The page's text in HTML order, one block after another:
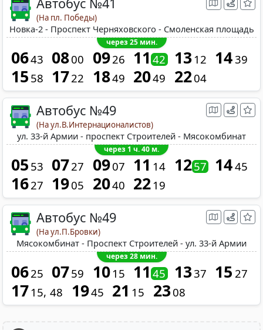
Автобус №41
(На пл. Победы)
Новка-2 - Проспект Черняховского - Смоленская площадь
через 25 мин.
0643 0800 0926 1142 13 12 1439
15 58 1722 1849 2049 2204
Автобус №49
(На ул.В.Интернационалистов)
ул. 33-й Армии - проспект Строителей - Мясокомбинат
через 1 ч. 40 м.
05 53 0727 0907 11 14 1257 1445
1627 1905 2040 22 19
Автобус №49
(На ул.П.Бровки)
Мясокомбинат - Проспект Строителей - ул. 33-й Армии
через 28 мин.
0625 0759 10 15 1145 1337 15 27
17 15 48 1945 21 15 2308